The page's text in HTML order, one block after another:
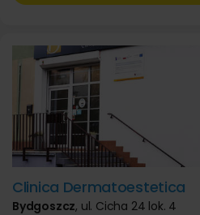
Clinica Dermatoestetica
Bydgoszcz, ul. Cicha 24 lok. 4